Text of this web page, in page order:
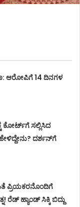
ಆರೋಪಿಗೆ 14 ದಿನಗಳ
ಕೋರ್ಟ್‌ಗೆ ಸಲ್ಲಿಸಿದ
ದರ್ಶನ್‌ಗೆ
ಪ್ರಿಯಕರನೊಂದಿಗೆ
ರೆಡ್ ಹ್ಯಾಂಡ್ ಸಿಕ್ಕಿ ಬಿದ್ದು